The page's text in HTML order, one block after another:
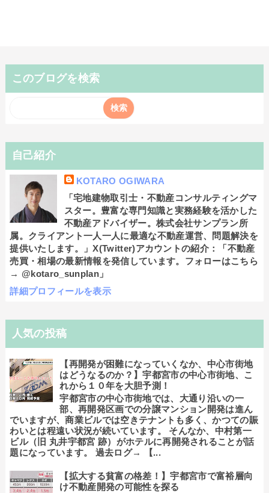
このブログを検索
自己紹介
KOTARO OGIWARA
「宅地建物取引士・不動産コンサルティングマ
スター。豊富な専門知識と実務経験を活かした
不動産アドバイザー。株式会社サンプラン所
属。クライアント一人一人に最適な不動産運営、問題解決を
提供いたします。」X(Twitter)アカウントの紹介：「不動産
売買・相場の最新情報を発信しています。フォローはこちら
→ @kotaro_sunplan」
詳細プロフィールを表示
人気の投稿
【再開発が困難になっていくなか、中心市街地
はどうなるのか？】宇都宮市の中心市街地、こ
れから１０年を大胆予測！
宇都宮市の中心市街地では、大通り沿いの一
部、再開発区画での分譲マンション開発は進ん
でいますが、商業ビルでは空きテナントも多く、かつての賑
わいとは程遠い状況が続いています。 そんなか、中村第一
ビル（旧 丸井宇都宮 跡）がホテルに再開発されることが話
題になっています。 過去ログ→ 【...
【拡大する貧富の格差！】宇都宮市で富裕層向
け不動産開発の可能性を探る